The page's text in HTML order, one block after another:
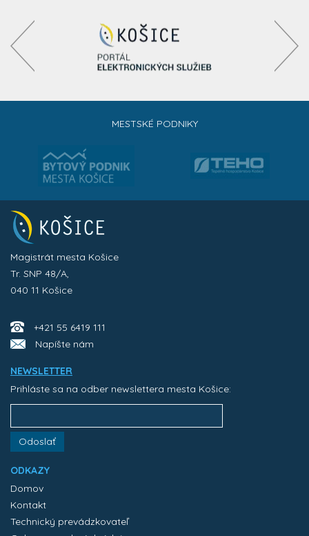
MESTSKÉ PODNIKY
Magistrát mesta Košice
Tr. SNP 48/A,
040 11 Košice
+421 55 6419 111
Napíšte nám
NEWSLETTER
Prihláste sa na odber newslettera mesta Košice:
Odoslať
ODKAZY
Domov
Kontakt
Technický prevádzkovateľ